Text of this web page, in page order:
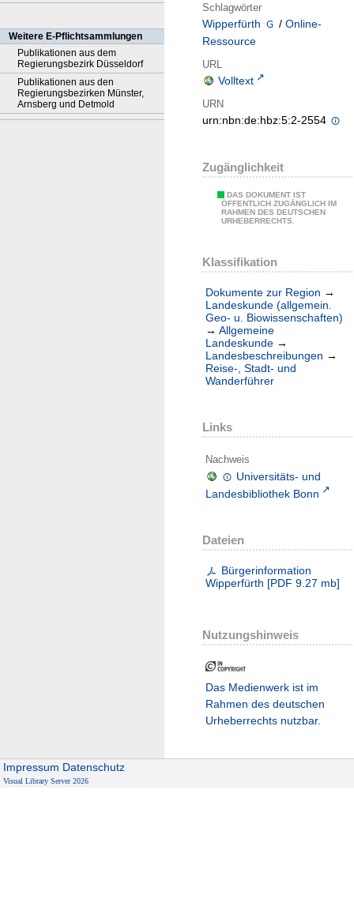
Weitere E-Pflichtsammlungen
Publikationen aus dem
Regierungsbezirk Düsseldorf
Publikationen aus den
Regierungsbezirken Münster,
Arnsberg und Detmold
Schlagwörter
Wipperfürth / Online-
Ressource
URL
Volltext
URN
urn:nbn:de:hbz:5:2-2554
Zugänglichkeit
DAS DOKUMENT IST
ÖFFENTLICH ZUGÄNGLICH IM
RAHMEN DES DEUTSCHEN
URHEBERRECHTS.
Klassifikation
Dokumente zur Region →
Landeskunde (allgemein.
Geo- u. Biowissenschaften)
→ Allgemeine
Landeskunde →
Landesbeschreibungen →
Reise-, Stadt- und
Wanderführer
Links
Nachweis
Universitäts- und
Landesbibliothek Bonn
Dateien
Bürgerinformation
Wipperfürth [PDF 9.27 mb]
Nutzungshinweis
Das Medienwerk ist im
Rahmen des deutschen
Urheberrechts nutzbar.
Impressum Datenschutz
Visual Library Server 2026